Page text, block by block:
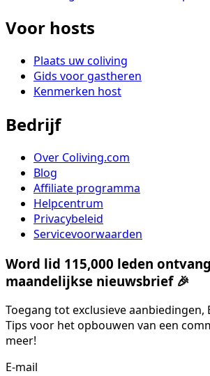
Voor hosts
Plaats uw coliving
Gids voor gastheren
Kenmerken host
Bedrijf
Over Coliving.com
Blog
Affiliate programma
Helpcentrum
Privacybeleid
Servicevoorwaarden
Word lid 115,000 leden
maandelijkse nieuwsbrief 🎉
Toegang tot exclusieve aanbiedingen,
Tips voor het opbouwen van een
meer!
E-mail